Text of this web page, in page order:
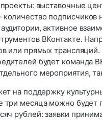
выставочные
подписчиков
активное
ВКонтакте.
или прямых
будет команда
мероприятия,
на поддержку
месяца можно будет
рублей: заявки